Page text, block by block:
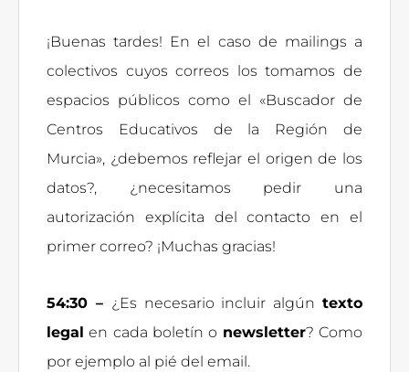
¡Buenas tardes! En el caso de mailings a
colectivos cuyos correos los tomamos de
espacios públicos como el «Buscador de
Centros Educativos de la Región de
Murcia», ¿debemos reflejar el origen de los
datos?, ¿necesitamos pedir una
autorización explícita del contacto en el
primer correo? ¡Muchas gracias!
54:30 – ¿Es necesario incluir algúntexto
legal en cada boletín o newsletter? Como
por ejemplo al pié del email.